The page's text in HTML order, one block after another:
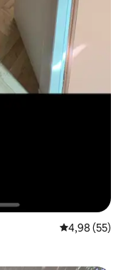
Évaluation
4,98 (55)